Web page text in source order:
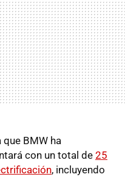
BMW ha
con un total de 25
, incluyendo